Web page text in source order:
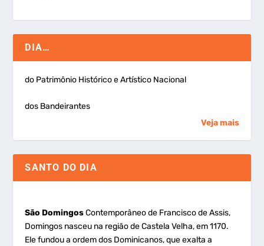
DIA…
do Patrimônio Histórico e Artístico Nacional
dos Bandeirantes
Veja mais
SANTO DO DIA
São DomingosContemporâneo de Francisco de Assis,
Domingos nasceu na região de Castela Velha, em 1170.
Ele fundou a ordem dos Dominicanos, que exalta a